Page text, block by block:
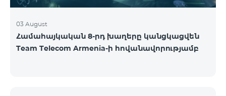
03 August
Համահայկական 8-րդ խաղերը կանցկացվեն
Team Telecom Armenia-ի հովանավորությամբ